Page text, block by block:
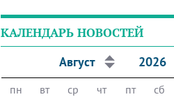
КАЛЕНДАРЬ НОВОСТЕЙ
Август 2026
пн вт ср чт пт сб